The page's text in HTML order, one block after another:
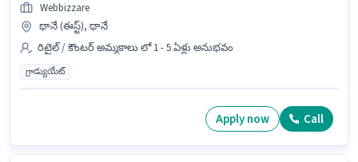
Webbizzare
థానే (ఈస్ట్), థానే
రిటైల్ / కౌంటర్ అమ్మకాలు లో 1 - 5 ఏళ్లు అనుభవం
గ్రాడ్యుయేట్
Apply now Call